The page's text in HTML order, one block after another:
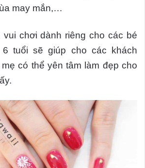
may mắn,…
vui chơi dành riêng cho các bé
tuổi sẽ giúp cho các khách
có thể yên tâm làm đẹp cho